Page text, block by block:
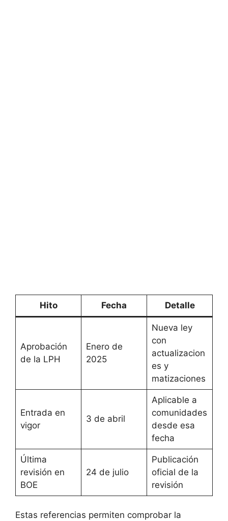
Hito Fecha Detalle
Aprobación
de la LPH
Enero de
2025
Nueva ley
con
actualizacion
es y
matizaciones
Entrada en
vigor
3 de abril
Aplicable a
comunidades
desde esa
fecha
Última
revisión en
BOE
24 de julio
Publicación
oficial de la
revisión
Estas referencias permiten comprobar la